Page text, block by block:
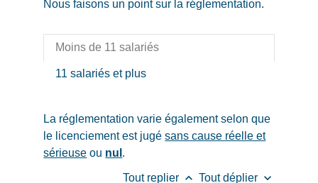
Nous faisons un point sur la réglementation.
Moins de 11 salariés
11 salariés et plus
La réglementation varie également selon que
le licenciement est jugésans cause réelle et
sérieuse ou nul .
Tout replier keyboard_arrow_up Tout déplier keyboard_arrow_down